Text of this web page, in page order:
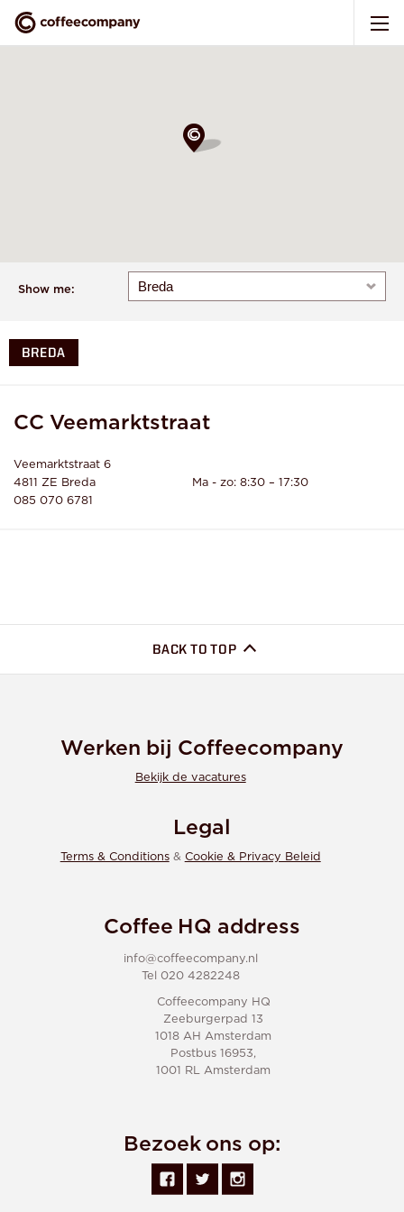
Show me:
BREDA
CC Veemarktstraat
Veemarktstraat 6
4811 ZE Breda
085 070 6781
BACK TO TOP
Werken bij Coffeecompany
Bekijk de vacatures
Legal
Terms & Conditions& Cookie & Privacy Beleid
Coffee HQ address
info@coffeecompany.nl
Tel 020 4282248
Coffeecompany HQ
Zeeburgerpad 13
1018 AH Amsterdam
Postbus 16953,
1001 RL Amsterdam
Bezoek ons op: